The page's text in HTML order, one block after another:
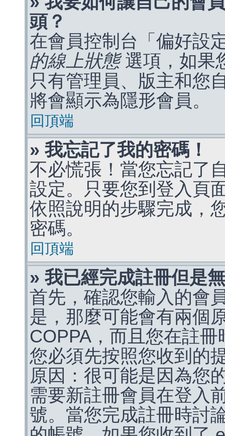
頭？
在會員控制台「偏好設
的線上狀態選項，如果
只有管理員、版主和您
將會顯示為隱形會員。
回頂端
» 我忘記了我的密碼！
不必慌張！當您忘記了
設定。只要您到登入頁
依照說明的步驟完成，
密碼。
回頂端
» 我已經完成註冊但是
首先，確認您輸入的會
是，那麼可能會有兩個
COPPA，而且您在註
您必須先按照您收到的
原因：很可能是因為您
需要新註冊會員在登入
號。當您完成註冊時討